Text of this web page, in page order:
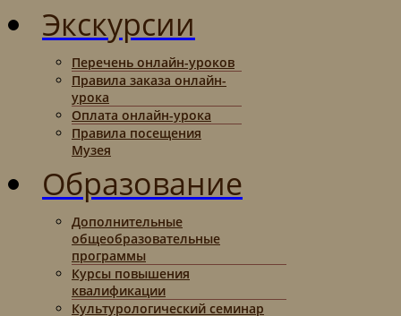
Экскурсии
Перечень онлайн-уроков
Правила заказа онлайн-
урока
Оплата онлайн-урока
Правила посещения
Музея
Образование
Дополнительные
общеобразовательные
программы
Курсы повышения
квалификации
Культурологический семинар